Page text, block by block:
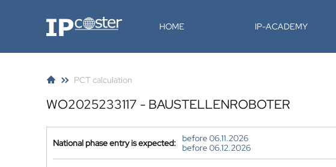
IP-Coster HOME IP-ACADEMY
PCT calculation
WO2025233117 - BAUSTELLENROBOTER
National phase entry is expected:
before 06.11.2026
before 06.12.2026